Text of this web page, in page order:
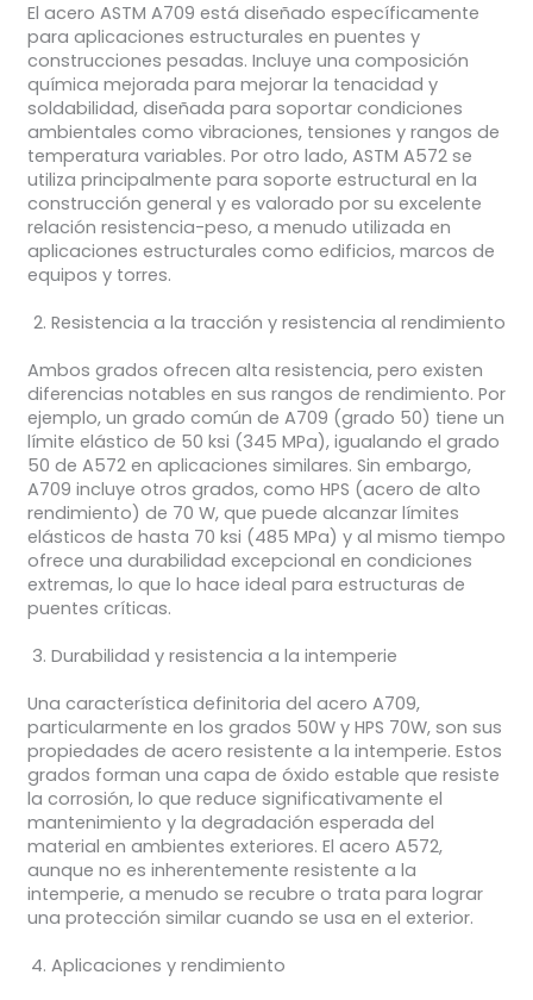
El acero ASTM A709 está diseñado específicamente
para aplicaciones estructurales en puentes y
construcciones pesadas. Incluye una composición
química mejorada para mejorar la tenacidad y
soldabilidad, diseñada para soportar condiciones
ambientales como vibraciones, tensiones y rangos de
temperatura variables. Por otro lado, ASTM A572 se
utiliza principalmente para soporte estructural en la
construcción general y es valorado por su excelente
relación resistencia-peso, a menudo utilizada en
aplicaciones estructurales como edificios, marcos de
equipos y torres.
Resistencia a la tracción y resistencia al rendimiento
Ambos grados ofrecen alta resistencia, pero existen
diferencias notables en sus rangos de rendimiento. Por
ejemplo, un grado común de A709 (grado 50) tiene un
límite elástico de 50 ksi (345 MPa), igualando el grado
50 de A572 en aplicaciones similares. Sin embargo,
A709 incluye otros grados, como HPS (acero de alto
rendimiento) de 70 W, que puede alcanzar límites
elásticos de hasta 70 ksi (485 MPa) y al mismo tiempo
ofrece una durabilidad excepcional en condiciones
extremas, lo que lo hace ideal para estructuras de
puentes críticas.
Durabilidad y resistencia a la intemperie
Una característica definitoria del acero A709,
particularmente en los grados 50W y HPS 70W, son sus
propiedades de acero resistente a la intemperie. Estos
grados forman una capa de óxido estable que resiste
la corrosión, lo que reduce significativamente el
mantenimiento y la degradación esperada del
material en ambientes exteriores. El acero A572,
aunque no es inherentemente resistente a la
intemperie, a menudo se recubre o trata para lograr
una protección similar cuando se usa en el exterior.
Aplicaciones y rendimiento